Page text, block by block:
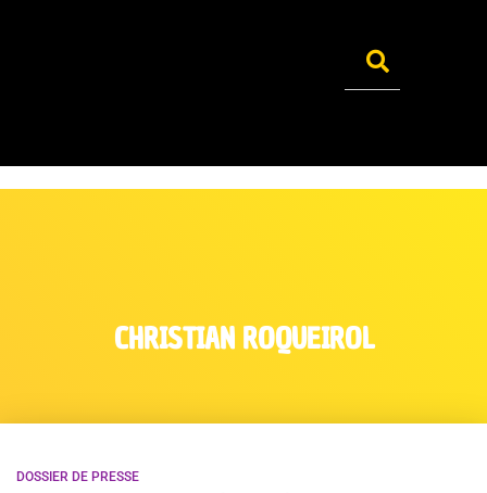
CHRISTIAN ROQUEIROL
DOSSIER DE PRESSE